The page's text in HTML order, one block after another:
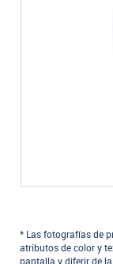
* Las fotografías de
atributos de color y
pantalla y diferir de